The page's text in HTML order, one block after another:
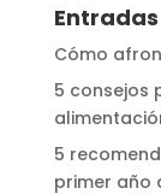
Cómo
5 consejos
5
primer año